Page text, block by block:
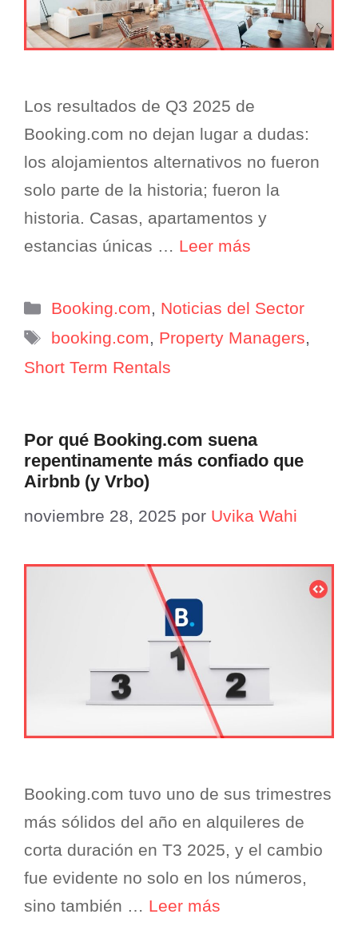
Los resultados de Q3 2025 de
Booking.com no dejan lugar a dudas:
los alojamientos alternativos no fueron
solo parte de la historia; fueron la
historia. Casas, apartamentos y
estancias únicas … Leer más
Categorías
Booking.com, Noticias del Sector
Etiquetas
booking.com, Property Managers,
Short Term Rentals
Por qué Booking.com suena
repentinamente más confiado que
Airbnb (y Vrbo)
noviembre 28, 2025 por Uvika Wahi
Booking.com tuvo uno de sus trimestres
más sólidos del año en alquileres de
corta duración en T3 2025, y el cambio
fue evidente no solo en los números,
sino también … Leer más